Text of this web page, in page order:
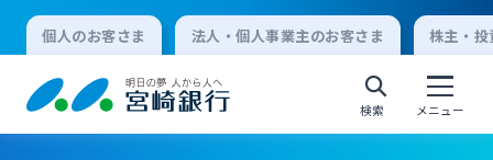
個人のお客さま 法人・個人事業主のお客さま 株主・
検索 メニュー